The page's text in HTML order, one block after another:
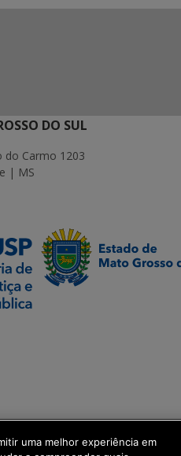
DO SUL
do Carmo 1203
| MS
uma melhor experiência em